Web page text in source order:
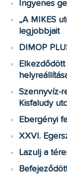
Ingyenes
„A MIKES
legjobbjait
DIMOP
Szennyvíz-
Kisfaludy
Ebergényi
XXVI.
Lazulj a